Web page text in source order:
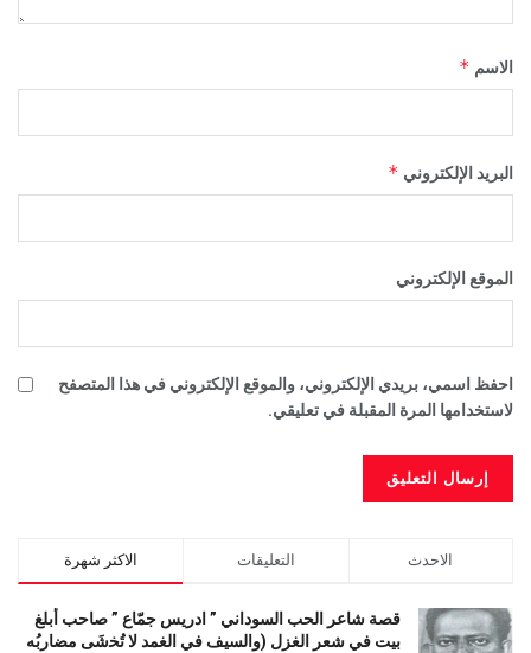
الاسم*
البريد الإلكتروني*
الموقع الإلكتروني
احفظ اسمي، بريدي الإلكتروني، والموقع الإلكتروني في هذا المتصفح
لاستخدامها المرة المقبلة في تعليقي.
الاكثر شهرة التعليقات الاحدث
قصة شاعر الحب السوداني ” ادريس جمّاع ” صاحب أبلغ
بيت في شعر الغزل (وﺍﻟﺴﻴﻒ ﻓﻲ الغمد ﻻ ﺗُﺨشَى مضاربُه